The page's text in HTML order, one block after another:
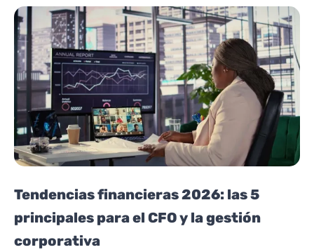
Tendencias financieras 2026: las 5
principales para el CFO y la gestión
corporativa